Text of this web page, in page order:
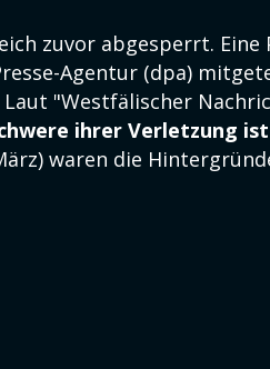
zuvor abgesperrt.
Agentur (dpa)
"Westfälischer
ihrer Verletzung
waren die